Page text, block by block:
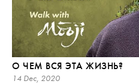
О ЧЕМ ВСЯ ЭТА ЖИЗНЬ?
14 Dec, 2020